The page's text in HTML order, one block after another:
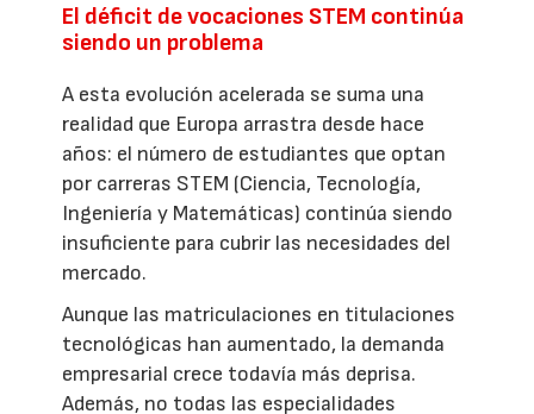
El déficit de vocaciones STEM continúa
siendo un problema
A esta evolución acelerada se suma una
realidad que Europa arrastra desde hace
años: el número de estudiantes que optan
por carreras STEM (Ciencia, Tecnología,
Ingeniería y Matemáticas) continúa siendo
insuficiente para cubrir las necesidades del
mercado.
Aunque las matriculaciones en titulaciones
tecnológicas han aumentado, la demanda
empresarial crece todavía más deprisa.
Además, no todas las especialidades